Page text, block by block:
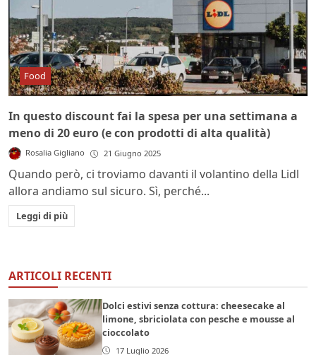
Food
In questo discount fai la spesa per una settimana a
meno di 20 euro (e con prodotti di alta qualità)
Rosalia Gigliano 21 Giugno 2025
Quando però, ci troviamo davanti il volantino della Lidl
allora andiamo sul sicuro. Sì, perché...
Leggi di più
ARTICOLI RECENTI
Dolci estivi senza cottura: cheesecake al
limone, sbriciolata con pesche e mousse al
cioccolato
17 Luglio 2026